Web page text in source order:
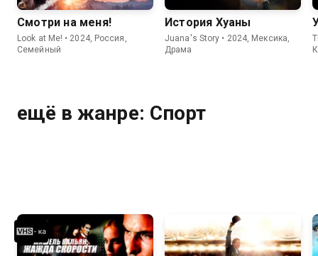
Смотри на меня!
Look at Me! • 2024, Россия,
Семейный
История Хуаны
Juana's Story • 2024, Мексика,
Драма
ещё в жанре: Спорт